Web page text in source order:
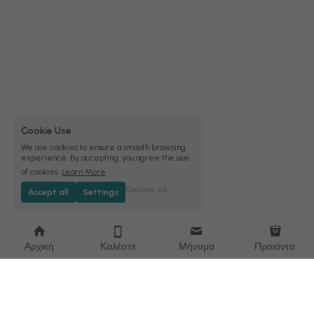
Αρχική Καλέστε Μήνυμα Προιόντα
Cookie Use
We use cookies to ensure a smooth browsing
experience. By accepting, you agree the use
of cookies. Learn More
Accept all Settings Decline All